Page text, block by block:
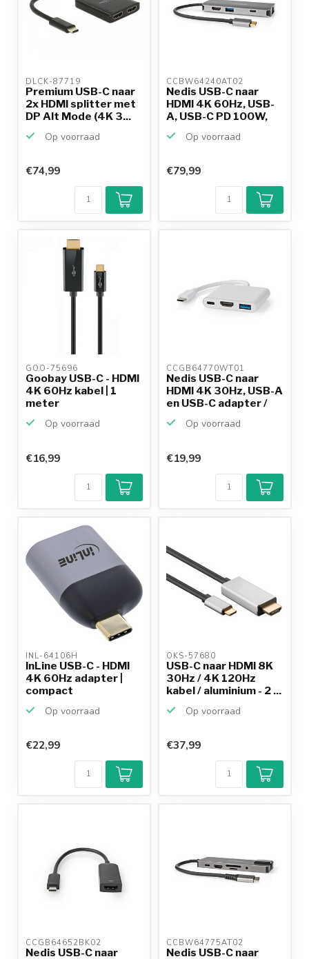
DLCK-87719
Premium USB-C naar
2x HDMI splitter met
DP Alt Mode (4K 3...
Op voorraad
€74,99
CCBW64240AT02
Nedis USB-C naar
HDMI 4K 60Hz, USB-
A, USB-C PD 100W,
Op voorraad
€79,99
GOO-75696
Goobay USB-C - HDMI
4K 60Hz kabel | 1
meter
Op voorraad
€16,99
CCGB64770WT01
Nedis USB-C naar
HDMI 4K 30Hz, USB-A
en USB-C adapter /
Op voorraad
€19,99
INL-64106H
InLine USB-C - HDMI
4K 60Hz adapter |
compact
Op voorraad
€22,99
OKS-57680
USB-C naar HDMI 8K
30Hz / 4K 120Hz
kabel / aluminium - 2 ...
Op voorraad
€37,99
CCGB64652BK02
Nedis USB-C naar
CCBW64775AT02
Nedis USB-C naar